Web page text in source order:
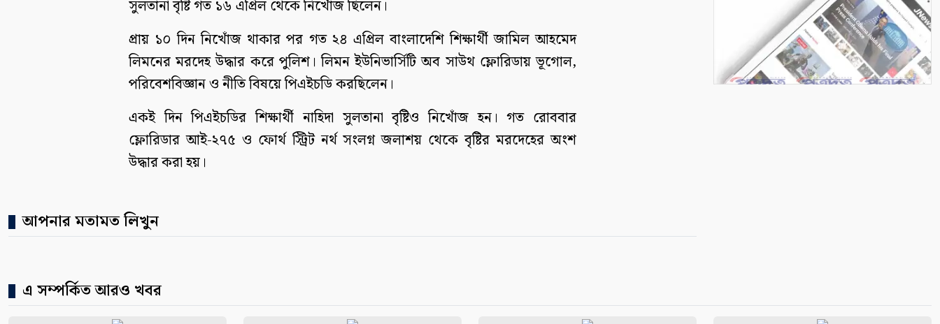
সুলতানা বৃষ্টি গত ১৬ এপ্রিল থেকে নিখোঁজ ছিলেন।
প্রায় ১০ দিন নিখোঁজ থাকার পর গত ২৪ এপ্রিল বাংলাদেশি শিক্ষার্থী জামিল আহমেদ
লিমনের মরদেহ উদ্ধার করে পুলিশ। লিমন ইউনিভার্সিটি অব সাউথ ফ্লোরিডায় ভূগোল,
পরিবেশবিজ্ঞান ও নীতি বিষয়ে পিএইচডি করছিলেন।
একই দিন পিএইচডির শিক্ষার্থী নাহিদা সুলতানা বৃষ্টিও নিখোঁজ হন। গত রোববার
ফ্লোরিডার আই-২৭৫ ও ফোর্থ স্ট্রিট নর্থ সংলগ্ন জলাশয় থেকে বৃষ্টির মরদেহের অংশ
উদ্ধার করা হয়।
আপনার মতামত লিখুন
মায়ার গভীরতা
৯
এ সম্পর্কিত আরও খবর